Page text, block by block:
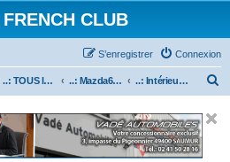
CLUB
Connexion
S’enregistrer
..: TOUS les Véhicules MAZDA :.. ..: Mazda6 :.. ..: Intérieur / Electronique (Mz6) :..